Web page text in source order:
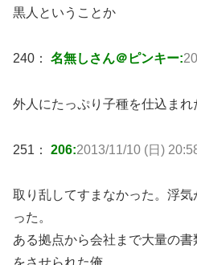
黒人ということか
240： 名無しさん＠ピンキー:
外人にたっぷり子種を仕込ま
251： 206:2013/11/10 (日)
取り乱してすまなかった。浮
った。
ある拠点から会社まで大量の